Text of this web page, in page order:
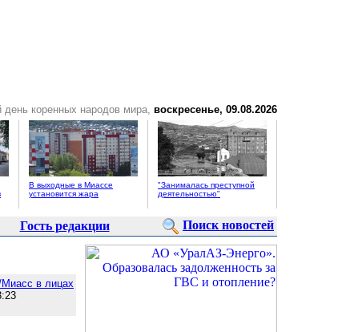
коренных народов мира, воскресенье, 09.08.2026
В выходные в Миассе
установится жара
"Занималась преступной
деятельностью"
Гость редакции Поиск новостей
в лицах